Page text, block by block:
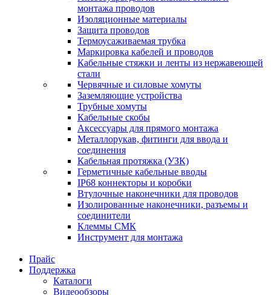
монтажа проводов
Изоляционные материалы
Защита проводов
Термоусаживаемая трубка
Маркировка кабелей и проводов
Кабельные стяжки и ленты из нержавеющей
стали
Червячные и силовые хомуты
Заземляющие устройства
Трубные хомуты
Кабельные скобы
Аксессуары для прямого монтажа
Металлорукав, фитинги для ввода и
соединения
Кабельная протяжка (УЗК)
Герметичные кабельные вводы
IP68 коннекторы и коробки
Втулочные наконечники для проводов
Изолированные наконечники, разъемы и
соединители
Клеммы СМК
Инструмент для монтажа
Прайс
Поддержка
Каталоги
Видеообзоры